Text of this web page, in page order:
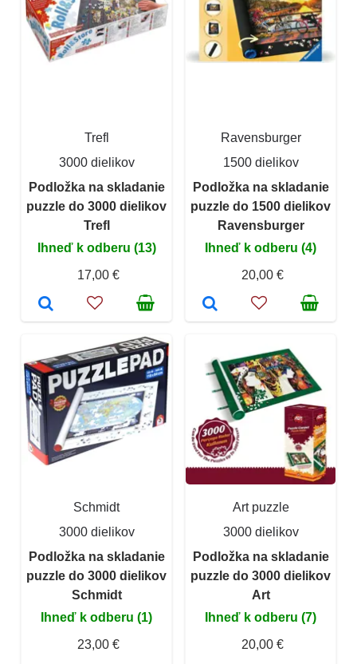
Trefl
3000 dielikov
Podložka na skladanie
puzzle do 3000 dielikov
Trefl
Ihneď k odberu (13)
17,00 €
Ravensburger
1500 dielikov
Podložka na skladanie
puzzle do 1500 dielikov
Ravensburger
Ihneď k odberu (4)
20,00 €
Schmidt
3000 dielikov
Podložka na skladanie
puzzle do 3000 dielikov
Schmidt
Ihneď k odberu (1)
23,00 €
Art puzzle
3000 dielikov
Podložka na skladanie
puzzle do 3000 dielikov
Art
Ihneď k odberu (7)
20,00 €